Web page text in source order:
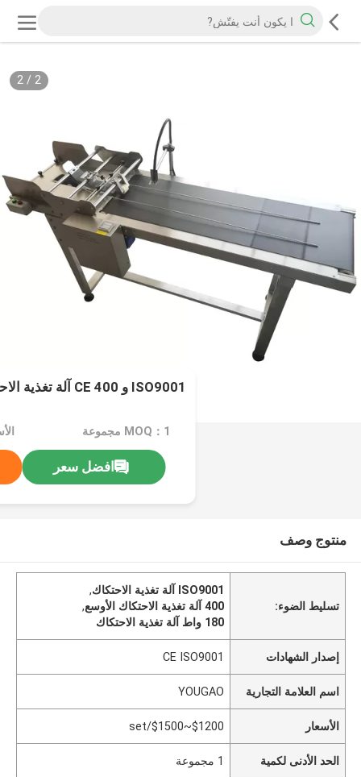
2
/
2
ISO9001 و CE 400 آلة تغذية الاحتكاك الأوسع
MOQ：1 مجموعة
افضل سعر
منتوج وصف
تسليط الضوء:
ISO9001 آلة تغذية الاحتكاك
,
400 آلة تغذية الاحتكاك الأوسع
,
180 واط آلة تغذية الاحتكاك
إصدار الشهادات CE ISO9001
اسم العلامة التجارية YOUGAO
الأسعار $1200~$1500/set
الحد الأدنى لكمية 1 مجموعة